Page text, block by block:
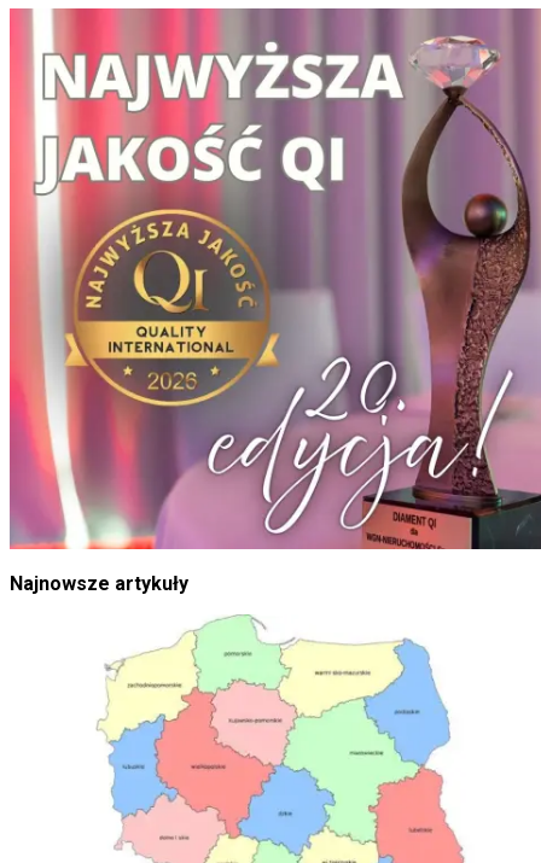
Najnowsze artykuły